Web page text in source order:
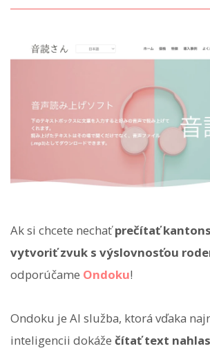
Ak si chcete nechaťprečítať
vytvoriť zvuk s výslovnosťou
odporúčame Ondoku!
Ondoku je AI služba, ktorá vďaka
inteligencii dokáže čítať text